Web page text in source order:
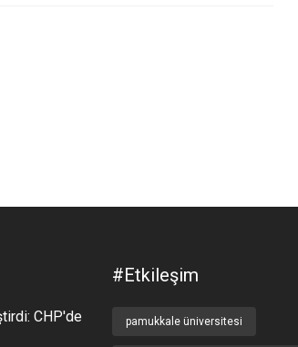
CHP'de
#etkileşim
pamukkale üniversitesi